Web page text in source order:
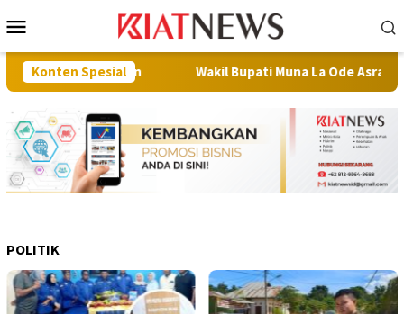
ke
Mobile
Konten SpesialWakil Bupati Muna La Ode Asrafil Lepas 64
POLITIK